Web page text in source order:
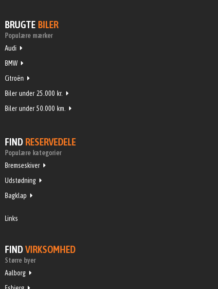
BRUGTE BILER
Populære mærker
Audi
BMW
Citroën
Biler under 25.000 kr.
Biler under 50.000 km.
FIND RESERVEDELE
Populære kategorier
Bremseskiver
Udstødning
Bagklap
Links
FIND VIRKSOMHED
Større byer
Aalborg